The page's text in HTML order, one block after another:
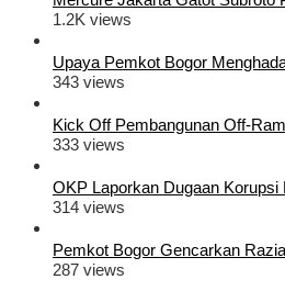
1.2K views
Upaya Pemkot Bogor
343 views
Kick Off Pembangunan Off-
333 views
OKP Laporkan Dugaan Korupsi
314 views
Pemkot Bogor Gencarkan
287 views